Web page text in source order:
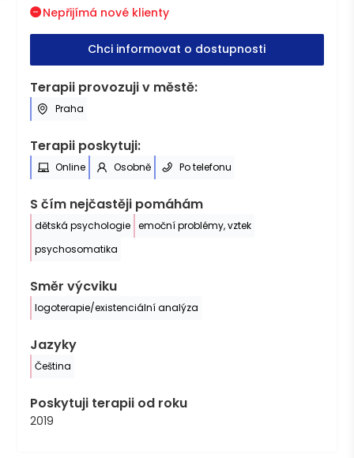
Nepřijímá nové klienty
Chci informovat o dostupnosti
Terapii provozuji v městě:
Praha
Terapii poskytuji:
Online Osobně Po telefonu
S čím nejčastěji pomáhám
dětská psychologie
emoční problémy, vztek
psychosomatika
Směr výcviku
logoterapie/existenciální analýza
Jazyky
Čeština
Poskytuji terapii od roku
2019